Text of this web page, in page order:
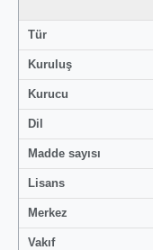
Tür
Kuruluş
Kurucu
Dil
Madde sayısı
Lisans
Merkez
Vakıf